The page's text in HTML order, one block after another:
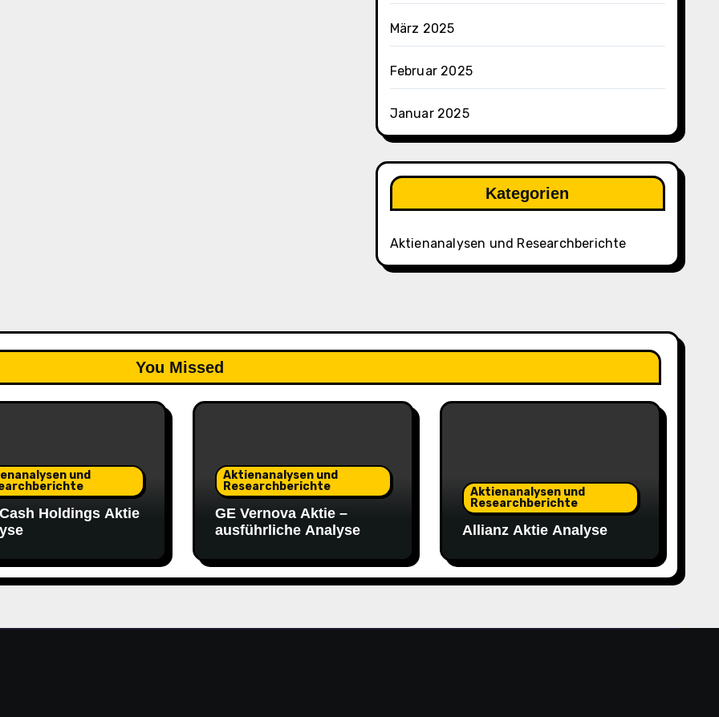
März 2025
Februar 2025
Januar 2025
Kategorien
Aktienanalysen und Researchberichte
You Missed
und
Holdings Aktie
Aktienanalysen und
Researchberichte
GE Vernova Aktie –
ausführliche Analyse
Aktienanalysen und
Researchberichte
Allianz Aktie Analyse